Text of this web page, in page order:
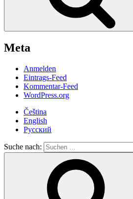
Meta
Anmelden
Eintrags-Feed
Kommentar-Feed
WordPress.org
Čeština
English
Русский
Suche nach: